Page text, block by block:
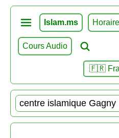
Islam.ms
Cours Audio
🇫🇷